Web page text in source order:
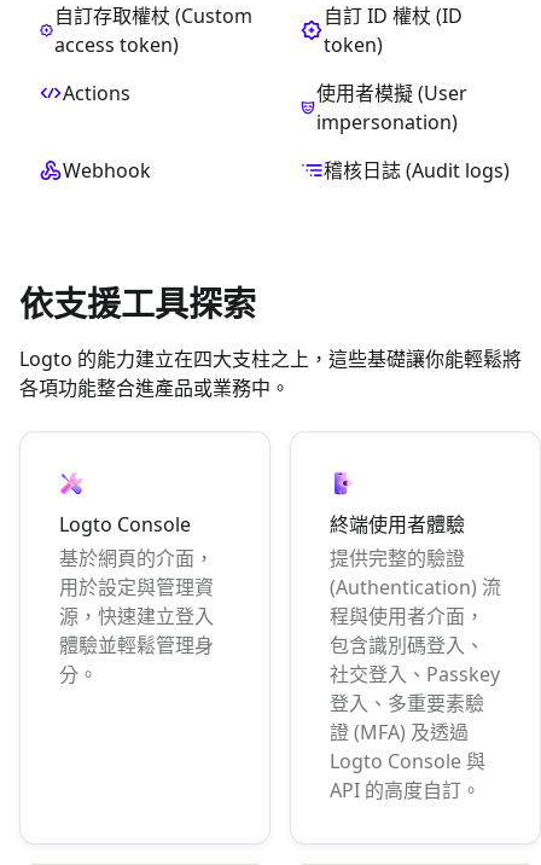
自訂存取權杖 (Custom
access token)
自訂 ID 權杖 (ID
token)
Actions
使用者模擬 (User
impersonation)
Webhook
稽核日誌 (Audit logs)
依支援工具探索
Logto 的能力建立在四大支柱之上，這些基礎讓你能輕鬆將
各項功能整合進產品或業務中。
Logto Console
基於網頁的介面，
用於設定與管理資
源，快速建立登入
體驗並輕鬆管理身
分。
終端使用者體驗
提供完整的驗證
(Authentication) 流
程與使用者介面，
包含識別碼登入、
社交登入、Passkey
登入、多重要素驗
證 (MFA) 及透過
Logto Console 與
API 的高度自訂。